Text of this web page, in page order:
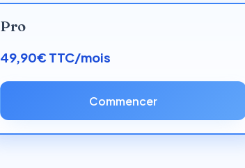
Pro
49,90€ TTC/mois
Commencer